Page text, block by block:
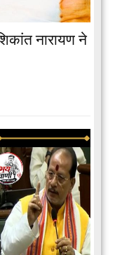
नारायण ने